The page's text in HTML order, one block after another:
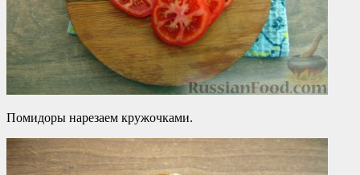
Помидоры нарезаем кружочками.